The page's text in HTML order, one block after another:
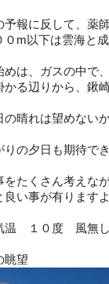
予報に反して、薬
０m以下は雲海と
めは、ガスの中で
かる辺りから、鍬
の晴れは望めない
りの夕日も期待で
をたくさん考えな
良い事が有ります
温 １０度 風
眺望